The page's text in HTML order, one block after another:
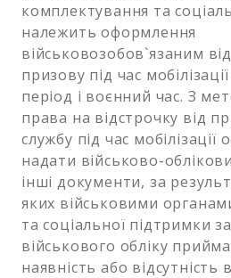
комплектування та
належить оформлення
військовозобов`язаним
призову під час
період і воєнний час. З
права на відстрочку від
службу під час
надати військово-
інші документи, за
яких військовими
та соціальної підтримки
військового обліку
наявність або